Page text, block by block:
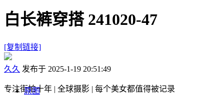
白长裤穿搭 241020-47
[复制链接]
久久 发布于 2025-1-19 20:51:49
专注街拍十年 | 全球摄影 | 每个美女都值得被记录
原图